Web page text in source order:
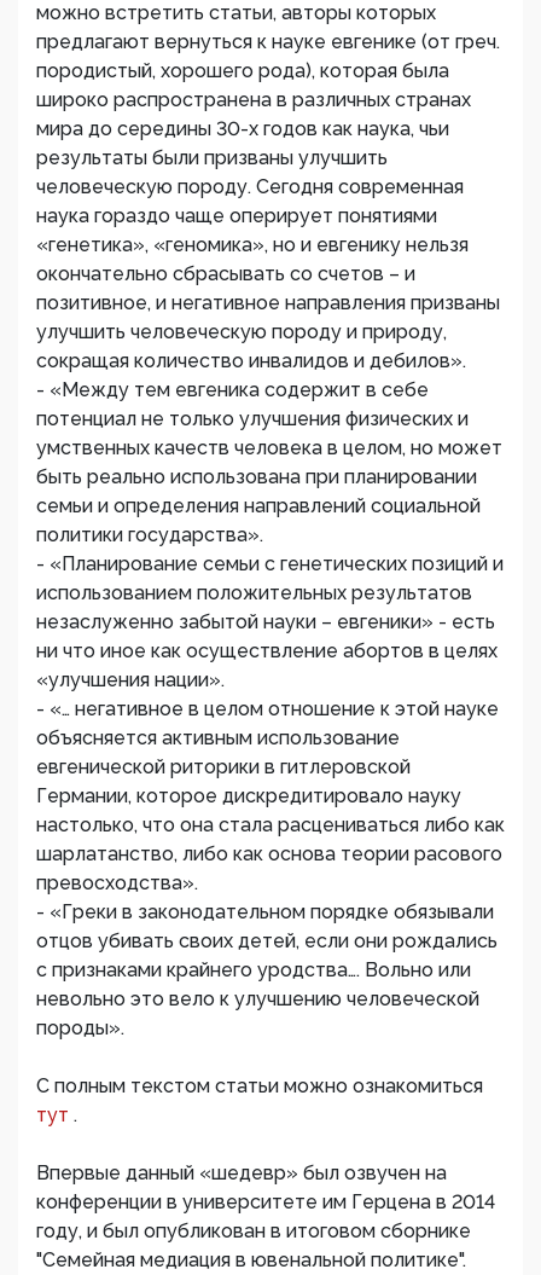
можно встретить статьи, авторы которых
предлагают вернуться к науке евгенике (от греч.
породистый, хорошего рода), которая была
широко распространена в различных странах
мира до середины 30-х годов как наука, чьи
результаты были призваны улучшить
человеческую породу. Сегодня современная
наука гораздо чаще оперирует понятиями
«генетика», «геномика», но и евгенику нельзя
окончательно сбрасывать со счетов – и
позитивное, и негативное направления призваны
улучшить человеческую породу и природу,
сокращая количество инвалидов и дебилов».
- «Между тем евгеника содержит в себе
потенциал не только улучшения физических и
умственных качеств человека в целом, но может
быть реально использована при планировании
семьи и определения направлений социальной
политики государства».
- «Планирование семьи с генетических позиций и
использованием положительных результатов
незаслуженно забытой науки – евгеники» - есть
ни что иное как осуществление абортов в целях
«улучшения нации».
- «… негативное в целом отношение к этой науке
объясняется активным использование
евгенической риторики в гитлеровской
Германии, которое дискредитировало науку
настолько, что она стала расцениваться либо как
шарлатанство, либо как основа теории расового
превосходства».
- «Греки в законодательном порядке обязывали
отцов убивать своих детей, если они рождались
с признаками крайнего уродства…. Вольно или
невольно это вело к улучшению человеческой
породы».
С полным текстом статьи можно ознакомиться
тут .
Впервые данный «шедевр» был озвучен на
конференции в университете им Герцена в 2014
году, и был опубликован в итоговом сборнике
"Семейная медиация в ювенальной политике".